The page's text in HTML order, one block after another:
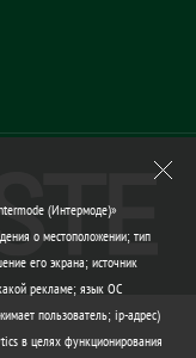
(Интермоде)»
о местоположении; тип
его экрана; источник
рекламе; язык ОС
пользователь; ip-адрес)
в целях функционирования